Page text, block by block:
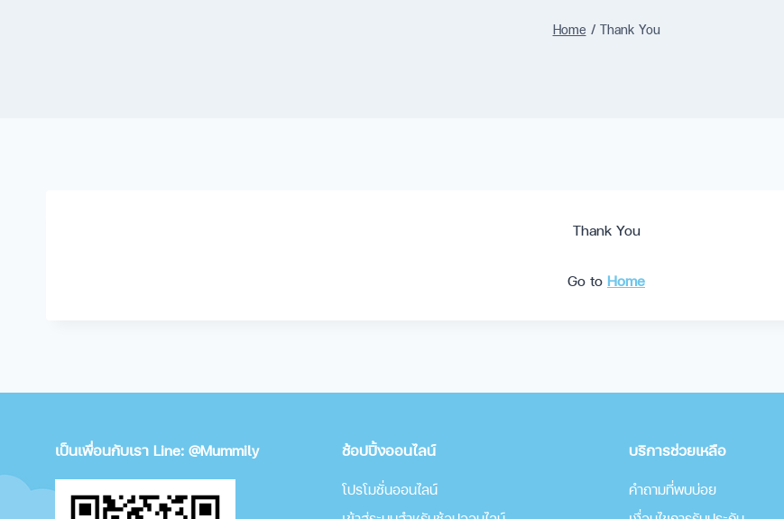
Home / Thank You
Thank You
Go to Home
เป็นเพื่อนกับเรา Line: @Mummily ช้อปปิ้งออนไลน์
โปรโมชั่นออนไลน์
บริการช่วยเหลือ
คำถามที่พบบ่อย